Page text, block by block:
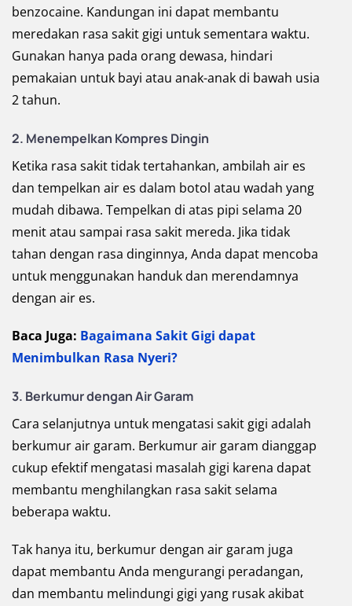
benzocaine. Kandungan ini dapat membantu
meredakan rasa sakit gigi untuk sementara waktu.
Gunakan hanya pada orang dewasa, hindari
pemakaian untuk bayi atau anak-anak di bawah usia
2 tahun.
2. Menempelkan Kompres Dingin
Ketika rasa sakit tidak tertahankan, ambilah air es
dan tempelkan air es dalam botol atau wadah yang
mudah dibawa. Tempelkan di atas pipi selama 20
menit atau sampai rasa sakit mereda. Jika tidak
tahan dengan rasa dinginnya, Anda dapat mencoba
untuk menggunakan handuk dan merendamnya
dengan air es.
Baca Juga: Bagaimana Sakit Gigi dapat
Menimbulkan Rasa Nyeri?
3. Berkumur dengan Air Garam
Cara selanjutnya untuk mengatasi sakit gigi adalah
berkumur air garam. Berkumur air garam dianggap
cukup efektif mengatasi masalah gigi karena dapat
membantu menghilangkan rasa sakit selama
beberapa waktu.
Tak hanya itu, berkumur dengan air garam juga
dapat membantu Anda mengurangi peradangan,
dan membantu melindungi gigi yang rusak akibat